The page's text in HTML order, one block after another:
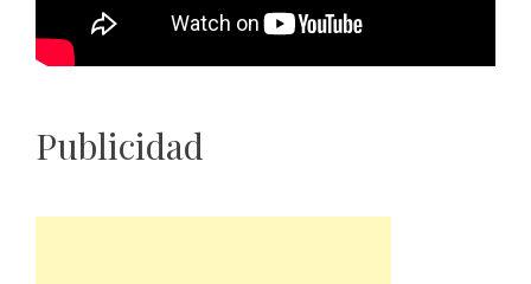
Publicidad